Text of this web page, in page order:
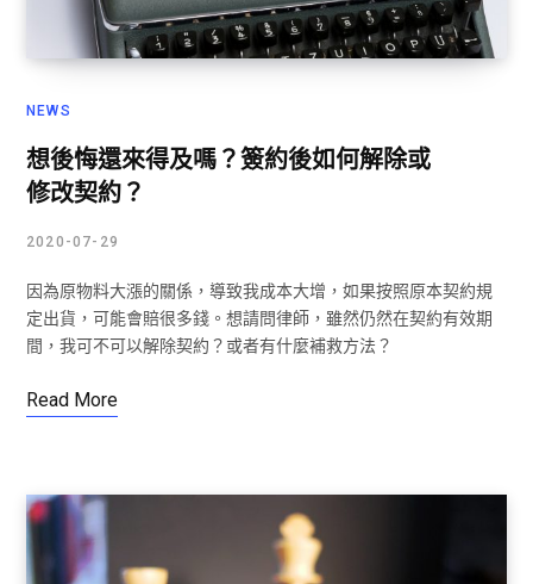
NEWS
想後悔還來得及嗎？簽約後如何解除或
修改契約？
2020-07-29
因為原物料大漲的關係，導致我成本大增，如果按照原本契約規
定出貨，可能會賠很多錢。想請問律師，雖然仍然在契約有效期
間，我可不可以解除契約？或者有什麼補救方法？
Read More